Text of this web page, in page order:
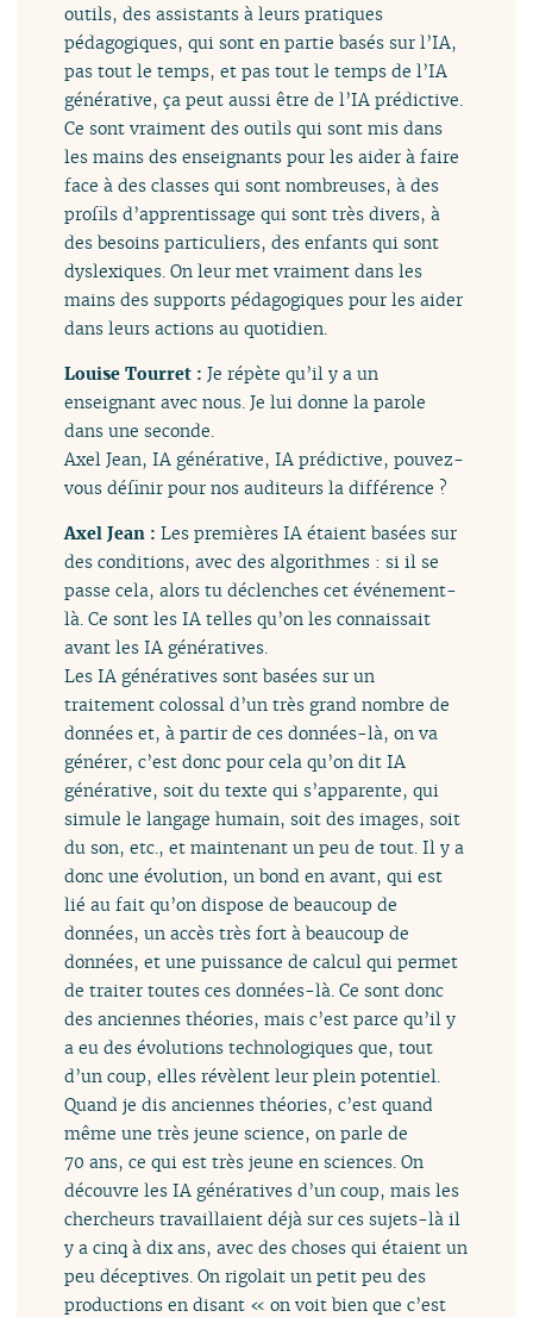
outils, des assistants à leurs pratiques
pédagogiques, qui sont en partie basés sur l’IA,
pas tout le temps, et pas tout le temps de l’IA
générative, ça peut aussi être de l’IA prédictive.
Ce sont vraiment des outils qui sont mis dans
les mains des enseignants pour les aider à faire
face à des classes qui sont nombreuses, à des
profils d’apprentissage qui sont très divers, à
des besoins particuliers, des enfants qui sont
dyslexiques. On leur met vraiment dans les
mains des supports pédagogiques pour les aider
dans leurs actions au quotidien.
Louise Tourret :Je répète qu’il y a un
enseignant avec nous. Je lui donne la parole
dans une seconde.
Axel Jean, IA générative, IA prédictive, pouvez-
vous définir pour nos auditeurs la différence ?
Axel Jean :Les premières IA étaient basées sur
des conditions, avec des algorithmes : si il se
passe cela, alors tu déclenches cet événement-
là. Ce sont les IA telles qu’on les connaissait
avant les IA génératives.
Les IA génératives sont basées sur un
traitement colossal d’un très grand nombre de
données et, à partir de ces données-là, on va
générer, c’est donc pour cela qu’on dit IA
générative, soit du texte qui s’apparente, qui
simule le langage humain, soit des images, soit
du son, etc., et maintenant un peu de tout. Il y a
donc une évolution, un bond en avant, qui est
lié au fait qu’on dispose de beaucoup de
données, un accès très fort à beaucoup de
données, et une puissance de calcul qui permet
de traiter toutes ces données-là. Ce sont donc
des anciennes théories, mais c’est parce qu’il y
a eu des évolutions technologiques que, tout
d’un coup, elles révèlent leur plein potentiel.
Quand je dis anciennes théories, c’est quand
même une très jeune science, on parle de
70 ans, ce qui est très jeune en sciences. On
découvre les IA génératives d’un coup, mais les
chercheurs travaillaient déjà sur ces sujets-là il
y a cinq à dix ans, avec des choses qui étaient un
peu déceptives. On rigolait un petit peu des
productions en disant « on voit bien que c’est